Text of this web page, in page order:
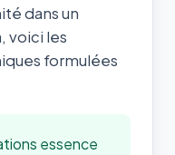
dans un
voici les
formulées
essence